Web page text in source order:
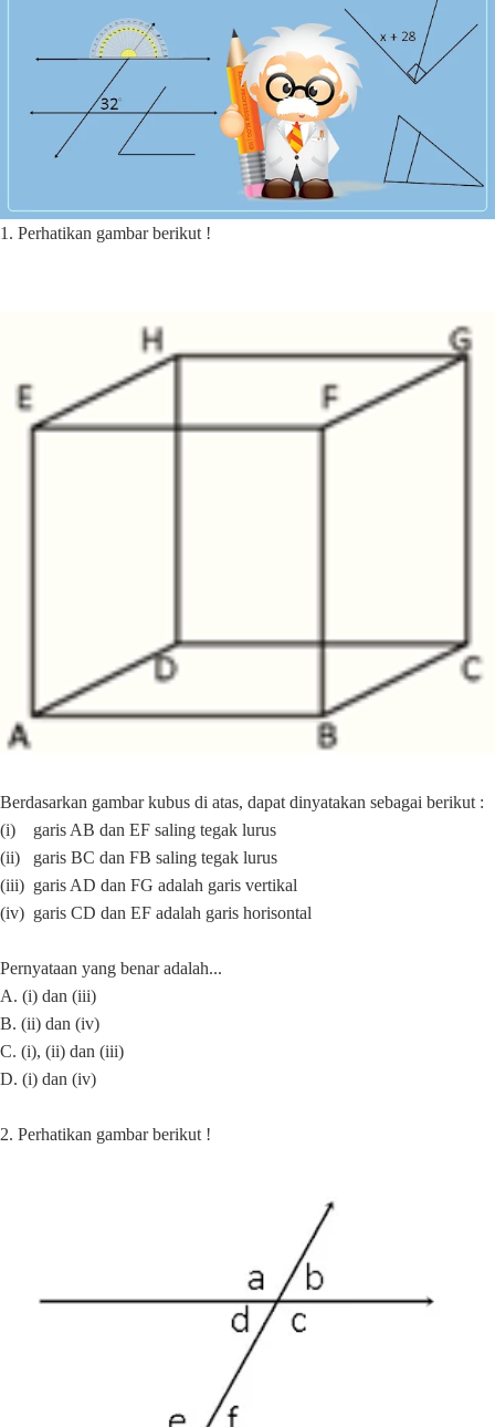
1. Perhatikan gambar berikut !
Berdasarkan gambar kubus di atas, dapat dinyatakan sebagai berikut :
(i) garis AB dan EF saling tegak lurus
(ii) garis BC dan FB saling tegak lurus
(iii) garis AD dan FG adalah garis vertikal
(iv) garis CD dan EF adalah garis horisontal
Pernyataan yang benar adalah...
A. (i) dan (iii)
B. (ii) dan (iv)
C. (i), (ii) dan (iii)
D. (i) dan (iv)
2. Perhatikan gambar berikut !